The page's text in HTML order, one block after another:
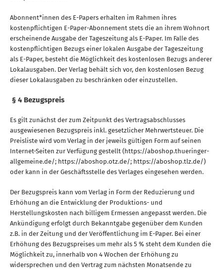
Abonnent*innen des E-Papers erhalten im Rahmen ihres
kostenpflichtigen E-Paper-Abonnement stets die an ihrem Wohnort
erscheinende Ausgabe der Tageszeitung als E-Paper. Im Falle des
kostenpflichtigen Bezugs einer lokalen Ausgabe der Tageszeitung
als E-Paper, besteht die Möglichkeit des kostenlosen Bezugs anderer
Lokalausgaben. Der Verlag behält sich vor, den kostenlosen Bezug
dieser Lokalausgaben zu beschränken oder einzustellen.
§ 4 Bezugspreis
Es gilt zunächst der zum Zeitpunkt des Vertragsabschlusses
ausgewiesenen Bezugspreis inkl. gesetzlicher Mehrwertsteuer. Die
Preisliste wird vom Verlag in der jeweils gültigen Form auf seinen
Internet-Seiten zur Verfügung gestellt (https://aboshop.thueringer-
allgemeine.de/; https://aboshop.otz.de/; https://aboshop.tlz.de/)
oder kann in der Geschäftsstelle des Verlages eingesehen werden.
Der Bezugspreis kann vom Verlag in Form der Reduzierung und
Erhöhung an die Entwicklung der Produktions- und
Herstellungskosten nach billigem Ermessen angepasst werden. Die
Ankündigung erfolgt durch Bekanntgabe gegenüber dem Kunden
z.B. in der Zeitung und der Veröffentlichung im E-Paper. Bei einer
Erhöhung des Bezugspreises um mehr als 5 % steht dem Kunden die
Möglichkeit zu, innerhalb von 4 Wochen der Erhöhung zu
widersprechen und den Vertrag zum nächsten Monatsende zu